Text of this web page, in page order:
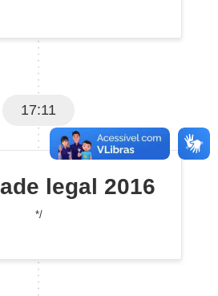
17:11
legal 2016
*/